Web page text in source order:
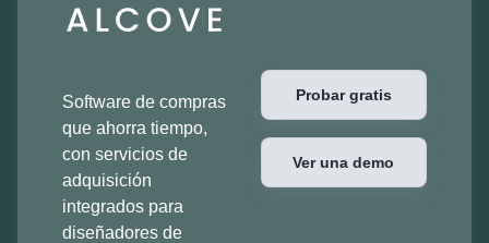
Software de compras
que ahorra tiempo,
con servicios de
adquisición
integrados para
diseñadores de
Probar gratis
Ver una demo